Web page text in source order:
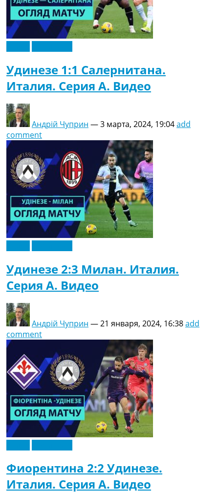
Удинезе 1:1 Салернитана.
Италия. Серия A. Видео
Андрій Чуприн —3 марта, 2024, 19:04add
comment
Удинезе 2:3 Милан. Италия.
Серия A. Видео
Андрій Чуприн —21 января, 2024, 16:38add
comment
Фиорентина 2:2 Удинезе.
Италия. Серия A. Видео